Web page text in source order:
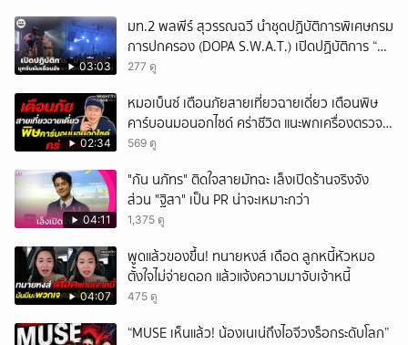
03:03
มท.2 พลพีร์ สุวรรณฉวี นำชุดปฏิบัติการพิเศษกรม
การปกครอง (DOPA S.W.A.T.) เปิดปฏิบัติการ “บา
รมีโสธร” บุกจับผับเถื่อนอัพยา กลางเมืองแปดริ้ว
277 ดู
02:34
หมอเบ็นซ์ เตือนภัยสายเที่ยวฉายเดี่ยว เตือนพิษ
คาร์บอนมอนอกไซด์ คร่าชีวิต แนะพกเครื่องตรวจ
วัดติดตัว
569 ดู
04:11
"กัน นภัทร" ติดใจสายมัทฉะ เล็งเปิดร้านจริงจัง
ส่วน "ฐิสา" เป็น PR น่าจะเหมาะกว่า
1,375 ดู
04:07
พูดแล้วของขึ้น! ทนายหงส์ เดือด ลูกหนี้หัวหมอ
ตั้งใจไม่จ่ายดอก แล้วแจ้งความมาจับเจ้าหนี้
475 ดู
“MUSE เห็นแล้ว! น้องเนเน่ถึงไอจีวงร็อกระดับโลก”